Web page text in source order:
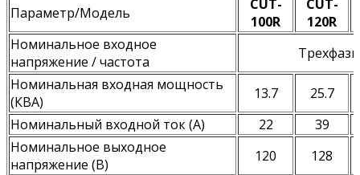
Параметр/Модель
CUT-
100R
CUT-
120R
Номинальное входное
напряжение / частота
Номинальная входная мощность
(КВА)
13.7
25.7
Номинальный входной ток (А)
22
39
Номинальное выходное
напряжение (В)
120
128